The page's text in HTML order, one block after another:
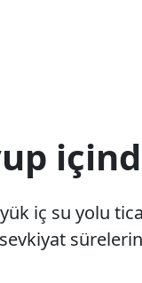
iç su yolu